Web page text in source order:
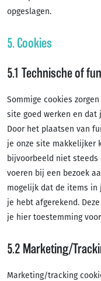
opgeslagen.
5. Cookies
5.1 Technische of
Sommige cookies
site goed werken en dat
Door het plaatsen van
je onze site makkelijker
bijvoorbeeld niet
voeren bij een bezoek
mogelijk dat de items
je hebt afgerekend.
je hier toestemming
5.2 Marketing/
Marketing/tracking